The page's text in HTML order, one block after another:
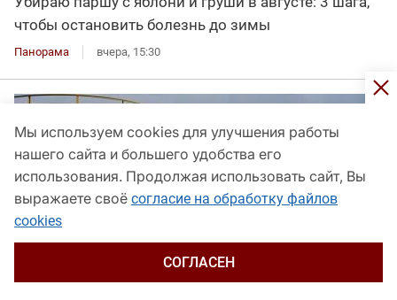
чтобы остановить болезнь до зимы
Панорама вчера, 15:30
Мы используем cookies для улучшения работы
нашего сайта и большего удобства его
использования. Продолжая использовать сайт, Вы
выражаете своё согласие на обработку файлов
cookies
СОГЛАСЕН